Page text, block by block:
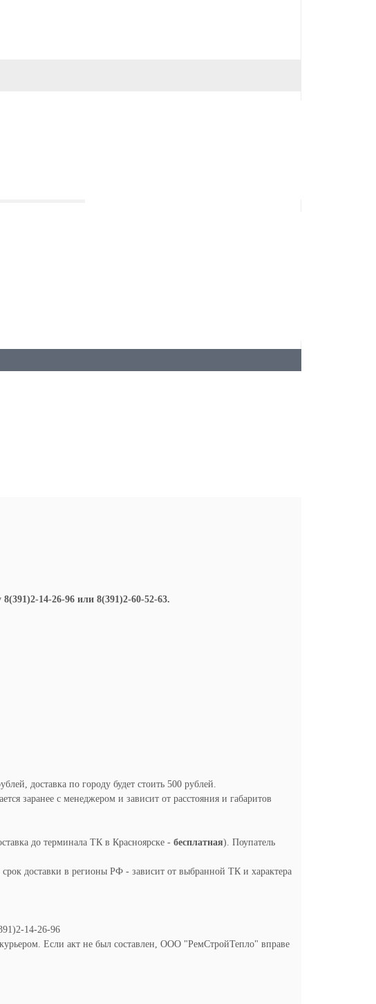
14-26-96 или 8(391)2-60-52-63.
доставка по городу будет стоить 500 рублей.
заранее с менеджером и зависит от расстояния и габаритов
до терминала ТК в Красноярске - бесплатная). Поупатель
доставки в регионы РФ - зависит от выбранной ТК и характера
14-26-96
курьером. Если акт не был составлен, ООО "РемСтройТепло" вправе